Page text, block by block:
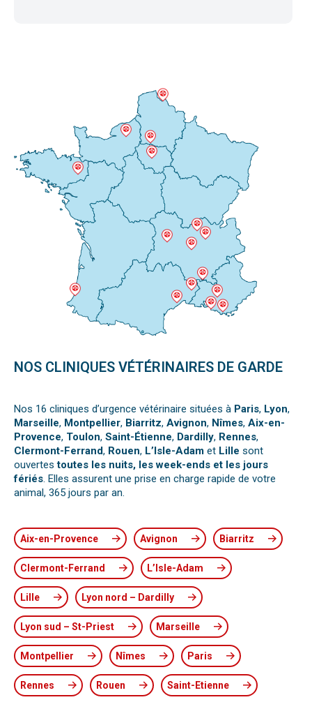
NOS CLINIQUES VÉTÉRINAIRES DE GARDE
Nos 16 cliniques d’urgence vétérinaire situées à Paris, Lyon,
Marseille, Montpellier, Biarritz, Avignon, Nîmes, Aix-en-
Provence, Toulon, Saint-Étienne, Dardilly, Rennes,
Clermont-Ferrand, Rouen, L’Isle-Adam et Lille sont
ouvertestoutes les nuits, les week-ends et les jours
fériés. Elles assurent une prise en charge rapide de votre
animal, 365 jours par an.
Aix-en-Provence Avignon Biarritz
Clermont-Ferrand L’Isle-Adam
Lille Lyon nord – Dardilly
Lyon sud – St-Priest Marseille
Montpellier Nîmes Paris
Rennes Rouen Saint-Etienne